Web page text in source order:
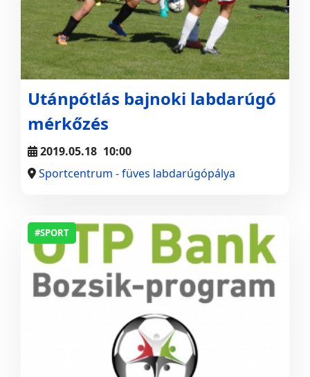
Utánpótlás bajnoki labdarúgó
mérkőzés
2019.05.18 10:00
Sportcentrum - füves labdarúgópálya
#SPORT